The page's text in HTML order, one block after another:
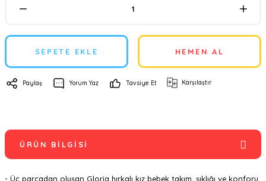
SEPETE EKLE HEMEN AL
Paylaş Yorum Yaz Tavsiye Et Karşılaştır
ÜRÜN BILGISI
- Üç parçadan oluşan Gloria hırkalı kız bebek takım, şıklığı ve konforu